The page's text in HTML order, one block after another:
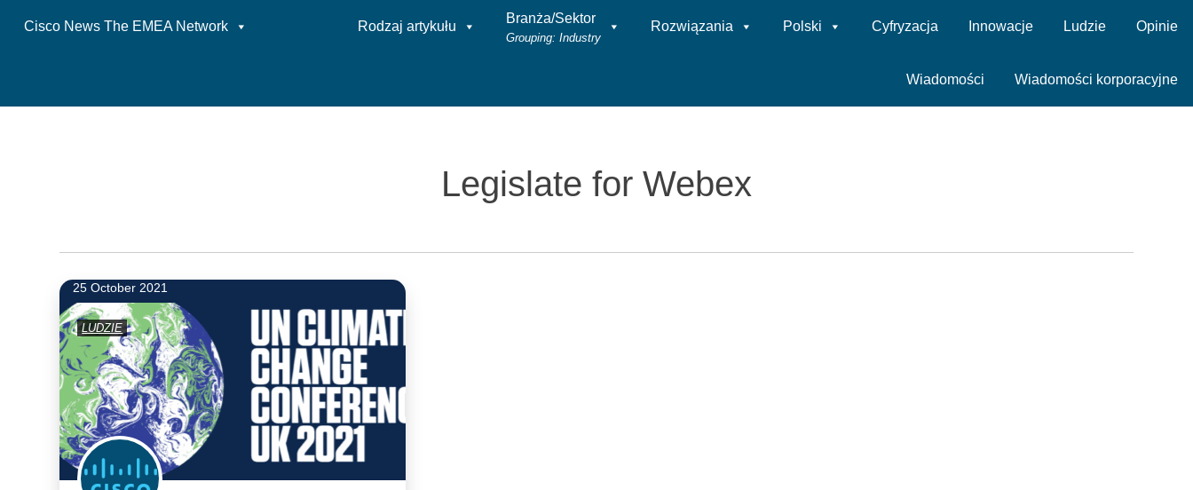
Cisco News The EMEA Network Rodzaj artykułu
Branża/Sektor
Grouping: Industry
Rozwiązania Polski Cyfryzacja Innowacje Ludzie Opinie
Wiadomości Wiadomości korporacyjne
Legislate for Webex
25 October 2021
LUDZIE